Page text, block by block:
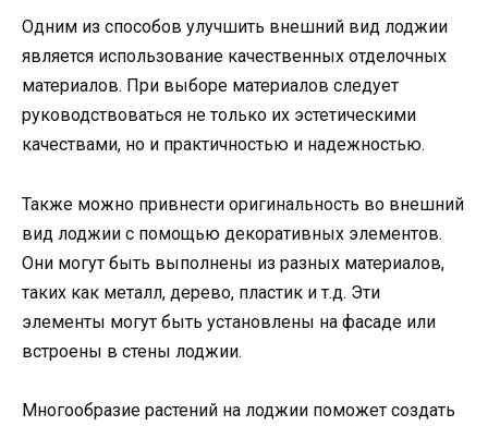
Одним из способов улучшить внешний вид лоджии
является использование качественных отделочных
материалов. При выборе материалов следует
руководствоваться не только их эстетическими
качествами, но и практичностью и надежностью.
Также можно привнести оригинальность во внешний
вид лоджии с помощью декоративных элементов.
Они могут быть выполнены из разных материалов,
таких как металл, дерево, пластик и т.д. Эти
элементы могут быть установлены на фасаде или
встроены в стены лоджии.
Многообразие растений на лоджии поможет создать